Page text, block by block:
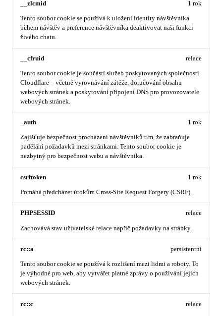
__zlcmid
Tento soubor cookie se používá k uložení identity návštěvníka
během návštěv a preference návštěvníka deaktivovat naši funkci
živého chatu.
1 rok
__cfruid
Tento soubor cookie je součástí služeb poskytovaných společností
Cloudflare – včetně vyrovnávání zátěže, doručování obsahu
webových stránek a poskytování připojení DNS pro provozovatele
webových stránek.
relace
_auth
Zajišťuje bezpečnost procházení návštěvníků tím, že zabraňuje
padělání požadavků mezi stránkami. Tento soubor cookie je
nezbytný pro bezpečnost webu a návštěvníka.
1 rok
csrftoken
Pomáhá předcházet útokům Cross-Site Request Forgery (CSRF).
1 rok
PHPSESSID
Zachovává stav uživatelské relace napříč požadavky na stránky.
relace
rc::a
Tento soubor cookie se používá k rozlišení mezi lidmi a roboty. To
je výhodné pro web, aby vytvářet platné zprávy o používání jejich
webových stránek.
persistentní
rc::c relace